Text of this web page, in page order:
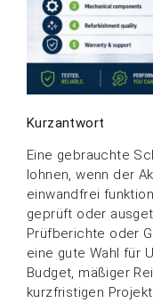
Kurzantwort
Eine gebrauchte
lohnen, wenn der
einwandfrei
geprüft oder
Prüfberichte oder
eine gute Wahl für
Budget, mäßiger
kurzfristigen